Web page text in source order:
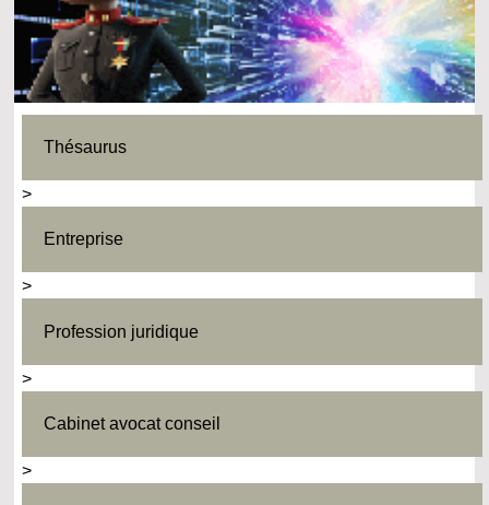
Thésaurus
>
Entreprise
>
Profession juridique
>
Cabinet avocat conseil
>